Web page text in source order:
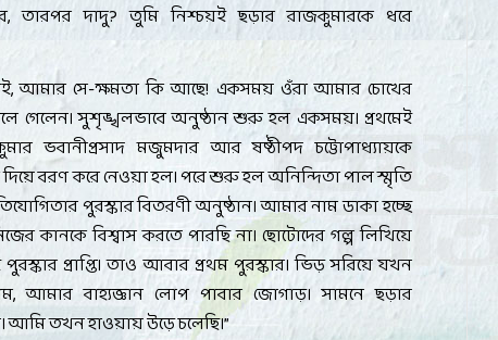
,তারপর দাদু?তুমি নিশ্চয়ই ছড়ার রাজকুমারকে ধরে
,আমার সে-ক্ষমতা কি আছে! একসময় ওঁরা আমার চোখের
গেলেন। সুশৃঙ্খলভাবে অনুষ্ঠান শুরু হল একসময়। প্রথমেই
ভবানীপ্রসাদ মজুমদার আর ষষ্ঠীপদ চট্টোপাধ্যায়কে
বরণ করে নেওয়া হল। পরে শুরু হল অনিন্দিতা পাল স্মৃতি
পুরস্কার বিতরণী অনুষ্ঠান। আমার নাম ডাকা হচ্ছে
কানকে বিশ্বাস করতে পারছি না। ছোটোদের গল্প লিখিয়ে
পুরস্কার প্রাপ্তি। তাও আবার প্রথম পুরস্কার। ভিড় সরিয়ে যখন
,আমার বাহ্যজ্ঞান লোপ পাবার জোগাড়। সামনে ছড়ার
আমি তখন হাওয়ায় উড়ে চলেছি।”